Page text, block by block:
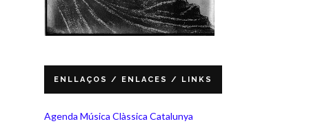
ENLLAÇOS / ENLACES / LINKS
Agenda Música Clàssica Catalunya